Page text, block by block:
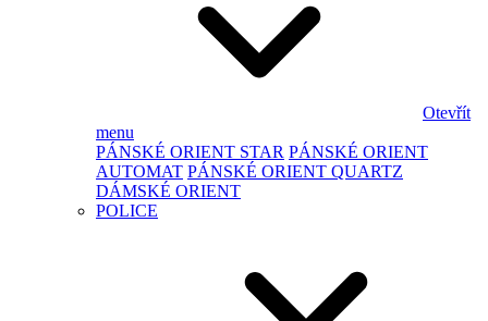
Otevřít
menu
PÁNSKÉ ORIENT STAR PÁNSKÉ ORIENT
AUTOMAT PÁNSKÉ ORIENT QUARTZ
DÁMSKÉ ORIENT
POLICE